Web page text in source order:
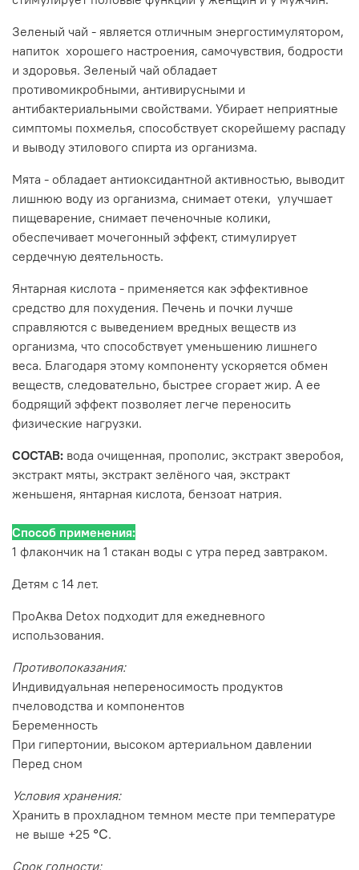
Зеленый чай - является отличным энергостимулятором,
напиток хорошего настроения, самочувствия, бодрости
и здоровья. Зеленый чай обладает
противомикробными, антивирусными и
антибактериальными свойствами. Убирает неприятные
симптомы похмелья, способствует скорейшему распаду
и выводу этилового спирта из организма.
Мята - обладает антиоксидантной активностью, выводит
лишнюю воду из организма, снимает отеки, улучшает
пищеварение, снимает печеночные колики,
обеспечивает мочегонный эффект, стимулирует
сердечную деятельность.
Янтарная кислота - применяется как эффективное
средство для похудения. Печень и почки лучше
справляются с выведением вредных веществ из
организма, что способствует уменьшению лишнего
веса. Благодаря этому компоненту ускоряется обмен
веществ, следовательно, быстрее сгорает жир. А ее
бодрящий эффект позволяет легче переносить
физические нагрузки.
СОСТАВ: вода очищенная, прополис, экстракт зверобоя,
экстракт мяты, экстракт зелёного чая, экстракт
женьшеня, янтарная кислота, бензоат натрия.
Способ применения:
1 флакончик на 1 стакан воды с утра перед завтраком.
Детям с 14 лет.
ПроАква Detox подходит для ежедневного
использования.
Противопоказания:
Индивидуальная непереносимость продуктов
пчеловодства и компонентов
Беременность
При гипертонии, высоком артериальном давлении
Перед сном
Условия хранения:
Хранить в прохладном темном месте при температуре
не выше +25 ℃.
Срок годности: